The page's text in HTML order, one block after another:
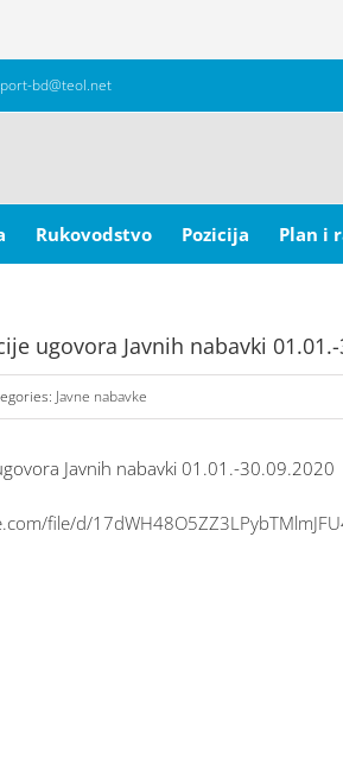
port-bd@teol.net
Rukovodstvo Pozicija Plan i
ugovora Javnih nabavki
Javne nabavke
Javnih nabavki 01.01.-30.09.2020
file/d/